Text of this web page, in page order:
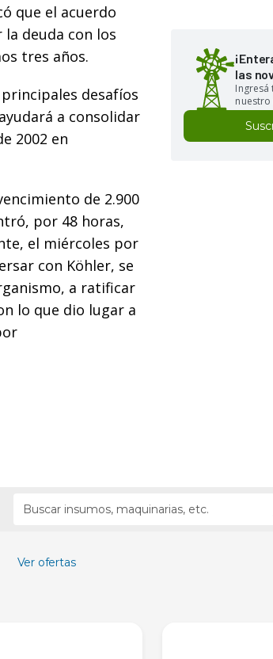
que el acuerdo
deuda con los
tres años.
desafíos
a consolidar
2002 en
de 2.900
por 48 horas,
el miércoles por
con Köhler, se
a ratificar
lo que dio lugar a
las
Ingresá
Ver ofertas